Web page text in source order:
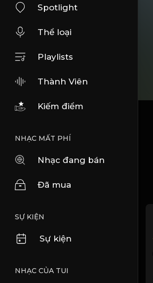
Spotlight
Thể loại
Playlists
Thành Viên
Kiếm điểm
NHẠC MẤT PHÍ
Nhạc đang bán
Đã mua
SỰ KIỆN
Sự kiện
NHẠC CỦA TUI